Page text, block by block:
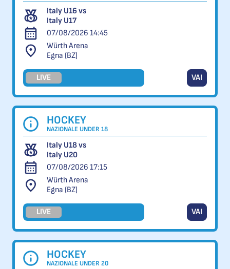
Italy U16 vs
Italy U17
07/08/2026 14:45
Würth Arena
Egna (BZ)
LIVE VAI
HOCKEY
NAZIONALE UNDER 18
Italy U18 vs
Italy U20
07/08/2026 17:15
Würth Arena
Egna (BZ)
LIVE VAI
HOCKEY
NAZIONALE UNDER 20